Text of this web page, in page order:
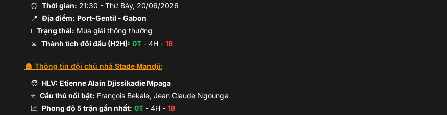
⏰ Thời gian: 21:30 - Thứ Bảy, 20/06/2026
📍 Địa điểm: Port-Gentil - Gabon
ℹ️ Trạng thái: Mùa giải thông thường
⚔️ Thành tích đối đầu (H2H): 0T - 4H - 1B
🏠 Thông tin đội chủ nhà Stade Mandji:
🧑 HLV: Etienne Alain Djissikadie Mpaga
⭐ Cầu thủ nổi bật: François Bekale, Jean Claude Ngounga
📈 Phong độ 5 trận gần nhất: 0T - 4H - 1B